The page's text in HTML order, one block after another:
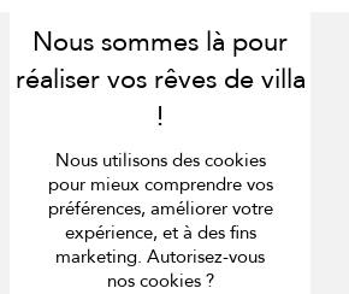
À propos
Nous contacter
FAQ
Nous utilisons des cookies
pour mieux comprendre vos
préférences, améliorer votre
expérience, et à des fins
marketing. Autorisez-vous
nos cookies ?